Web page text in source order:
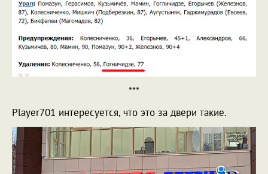
***
Player701 интересуется, что это за двери такие.